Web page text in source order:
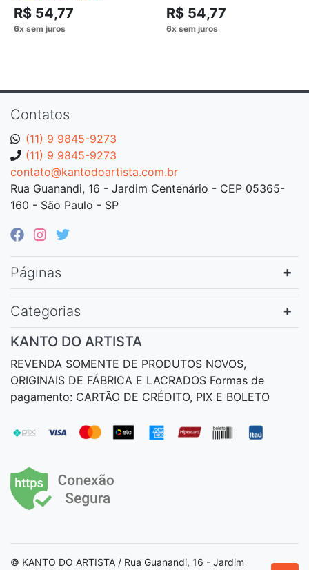
R$ 54,77 R$ 54,77
Contatos
(11) 9 9845-9273
(11) 9 9845-9273
contato@kantodoartista.com.br
Rua Guanandi, 16 - Jardim Centenário - CEP 05365-
160 - São Paulo - SP
Páginas
Categorias
KANTO DO ARTISTA
REVENDA SOMENTE DE PRODUTOS NOVOS,
ORIGINAIS DE FÁBRICA E LACRADOS Formas de
pagamento: CARTÃO DE CRÉDITO, PIX E BOLETO
© KANTO DO ARTISTA / Rua Guanandi, 16 - Jardim